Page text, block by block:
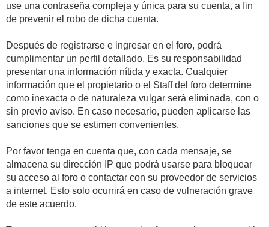
use una contraseña compleja y única para su cuenta, a fin
de prevenir el robo de dicha cuenta.
Después de registrarse e ingresar en el foro, podrá
cumplimentar un perfil detallado. Es su responsabilidad
presentar una información nítida y exacta. Cualquier
información que el propietario o el Staff del foro determine
como inexacta o de naturaleza vulgar será eliminada, con o
sin previo aviso. En caso necesario, pueden aplicarse las
sanciones que se estimen convenientes.
Por favor tenga en cuenta que, con cada mensaje, se
almacena su dirección IP que podrá usarse para bloquear
su acceso al foro o contactar con su proveedor de servicios
a internet. Esto solo ocurrirá en caso de vulneración grave
de este acuerdo.